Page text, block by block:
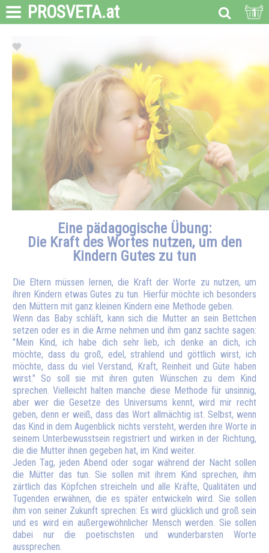
PROSVETA.at 1
Eine pädagogische Übung:
Die Kraft des Wortes nutzen, um den
Kindern Gutes zu tun
Die Eltern müssen lernen, die Kraft der Worte zu nutzen, um
ihren Kindern etwas Gutes zu tun. Hierfür möchte ich besonders
den Müttern mit ganz kleinen Kindern eine Methode geben.
Wenn das Baby schläft, kann sich die Mutter an sein Bettchen
setzen oder es in die Arme nehmen und ihm ganz sachte sagen:
"Mein Kind, ich habe dich sehr lieb, ich denke an dich, ich
möchte, dass du groß, edel, strahlend und göttlich wirst, ich
möchte, dass du viel Verstand, Kraft, Reinheit und Güte haben
wirst." So soll sie mit ihren guten Wünschen zu dem Kind
sprechen. Vielleicht halten manche diese Methode für unsinnig,
aber wer die Gesetze des Universums kennt, wird mir recht
geben, denn er weiß, dass das Wort allmächtig ist. Selbst, wenn
das Kind in dem Augenblick nichts versteht, werden ihre Worte in
seinem Unterbewusstsein registriert und wirken in der Richtung,
die die Mutter ihnen gegeben hat, im Kind weiter.
Jeden Tag, jeden Abend oder sogar während der Nacht sollen
die Mütter das tun. Sie sollen mit ihrem Kind sprechen, ihm
zärtlich das Köpfchen streicheln und alle Kräfte, Qualitäten und
Tugenden erwähnen, die es später entwickeln wird. Sie sollen
ihm von seiner Zukunft sprechen: Es wird glücklich und groß sein
und es wird ein außergewöhnlicher Mensch werden. Sie sollen
dabei nur die poetischsten und wunderbarsten Worte
aussprechen.